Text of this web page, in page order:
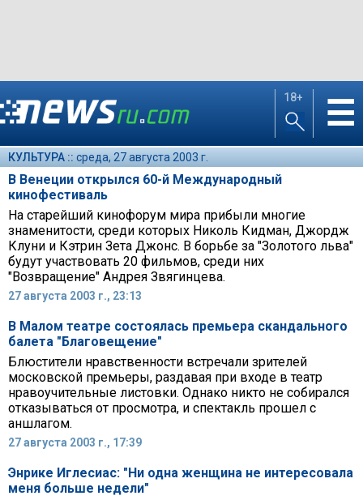
18+ ☰
КУЛЬТУРА :: среда, 27 августа 2003 г.
В Венеции открылся 60-й Международный
кинофестиваль
На старейший кинофорум мира прибыли многие
знаменитости, среди которых Николь Кидман, Джордж
Клуни и Кэтрин Зета Джонс. В борьбе за "Золотого льва"
будут участвовать 20 фильмов, среди них
"Возвращение" Андрея Звягинцева.
27 августа 2003 г., 23:13
В Малом театре состоялась премьера скандального
балета "Благовещение"
Блюстители нравственности встречали зрителей
московской премьеры, раздавая при входе в театр
нравоучительные листовки. Однако никто не собирался
отказываться от просмотра, и спектакль прошел с
аншлагом.
27 августа 2003 г., 17:39
Энрике Иглесиас: "Ни одна женщина не интересовала
меня больше недели"